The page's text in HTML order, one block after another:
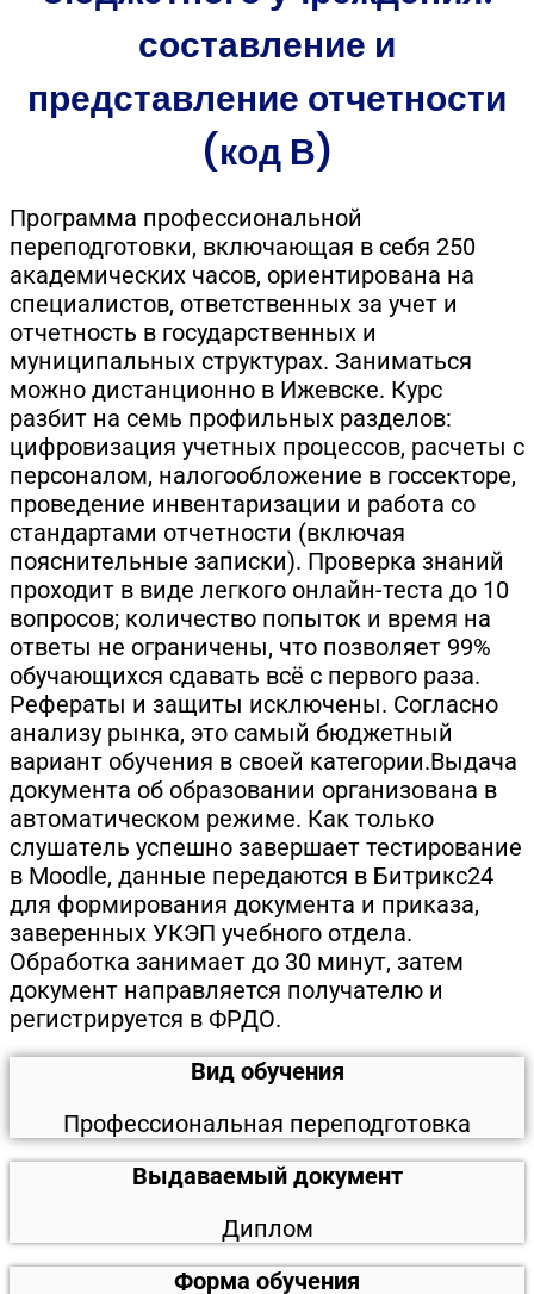
составление и
представление отчетности
(код В)
Программа профессиональной
переподготовки, включающая в себя 250
академических часов, ориентирована на
специалистов, ответственных за учет и
отчетность в государственных и
муниципальных структурах. Заниматься
можно дистанционно в Ижевске. Курс
разбит на семь профильных разделов:
цифровизация учетных процессов, расчеты с
персоналом, налогообложение в госсекторе,
проведение инвентаризации и работа со
стандартами отчетности (включая
пояснительные записки). Проверка знаний
проходит в виде легкого онлайн-теста до 10
вопросов; количество попыток и время на
ответы не ограничены, что позволяет 99%
обучающихся сдавать всё с первого раза.
Рефераты и защиты исключены. Согласно
анализу рынка, это самый бюджетный
вариант обучения в своей категории.Выдача
документа об образовании организована в
автоматическом режиме. Как только
слушатель успешно завершает тестирование
в Moodle, данные передаются в Битрикс24
для формирования документа и приказа,
заверенных УКЭП учебного отдела.
Обработка занимает до 30 минут, затем
документ направляется получателю и
регистрируется в ФРДО.
Вид обучения
Профессиональная переподготовка
Выдаваемый документ
Диплом
Форма обучения